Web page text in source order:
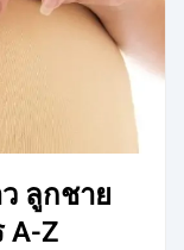
ลูกชาย
A-Z